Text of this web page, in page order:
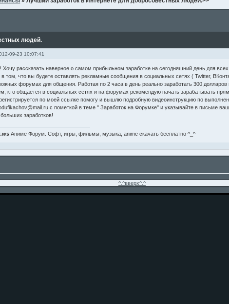
людей.
09-23 10:07:41
Хочу рассказать наверное о самом прибыльном заработке на сегодняшний день для
в том, что вы будете оставлять рекламные сообщения в социальных сетях ( Twitter,
форумах для общения. Работая по 2 часа в день реально заработать 300 долларов
кто общается в социальных сетях и на форумах рекомендую начать зарабатывать
по моей ссылке помогу и вышлю подробную видеоинструкцию по
с пометкой в теме " Заработок на Форумке" и указывайте в письме ваш
заработков!
Аниме Форум. Софт, игры, фильмы, музыка, anime скачать бесплатно ^_^
^.^вверх^.^